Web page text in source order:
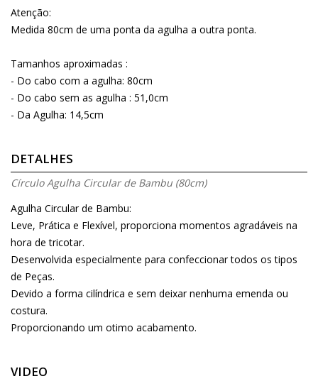
Atenção:
Medida 80cm de uma ponta da agulha a outra ponta.
Tamanhos aproximadas :
- Do cabo com a agulha: 80cm
- Do cabo sem as agulha : 51,0cm
- Da Agulha: 14,5cm
DETALHES
Círculo Agulha Circular de Bambu (80cm)
Agulha Circular de Bambu:
Leve, Prática e Flexível, proporciona momentos agradáveis na
hora de tricotar.
Desenvolvida especialmente para confeccionar todos os tipos
de Peças.
Devido a forma cilíndrica e sem deixar nenhuma emenda ou
costura.
Proporcionando um otimo acabamento.
VIDEO